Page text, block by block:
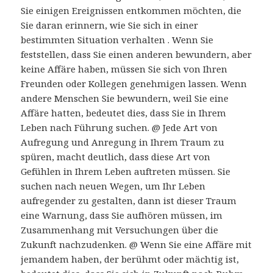
Sie einigen Ereignissen entkommen möchten, die
Sie daran erinnern, wie Sie sich in einer
bestimmten Situation verhalten . Wenn Sie
feststellen, dass Sie einen anderen bewundern, aber
keine Affäre haben, müssen Sie sich von Ihren
Freunden oder Kollegen genehmigen lassen. Wenn
andere Menschen Sie bewundern, weil Sie eine
Affäre hatten, bedeutet dies, dass Sie in Ihrem
Leben nach Führung suchen. @ Jede Art von
Aufregung und Anregung in Ihrem Traum zu
spüren, macht deutlich, dass diese Art von
Gefühlen in Ihrem Leben auftreten müssen. Sie
suchen nach neuen Wegen, um Ihr Leben
aufregender zu gestalten, dann ist dieser Traum
eine Warnung, dass Sie aufhören müssen, im
Zusammenhang mit Versuchungen über die
Zukunft nachzudenken. @ Wenn Sie eine Affäre mit
jemandem haben, der berühmt oder mächtig ist,